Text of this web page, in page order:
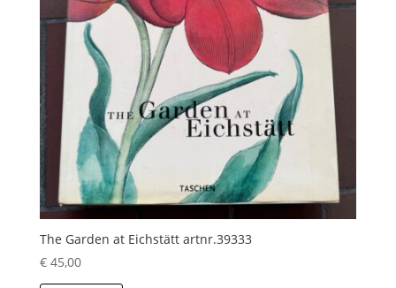
The Garden at Eichstätt artnr.39333
€45,00